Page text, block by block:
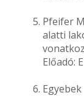
Pfeifer
alatti
Előadó:
Egyebek